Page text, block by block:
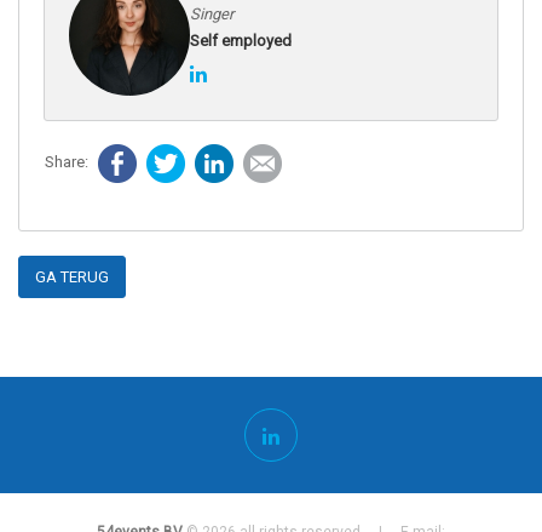
Singer
Self employed
FacebookTwitter LinkedIn
GA TERUG